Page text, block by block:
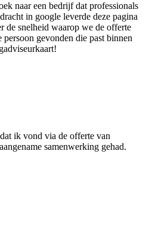
naar een bedrijf dat professionals
in google leverde deze pagina
de snelheid waarop we de offerte
gevonden die past binnen
ik vond via de offerte van
samenwerking gehad.